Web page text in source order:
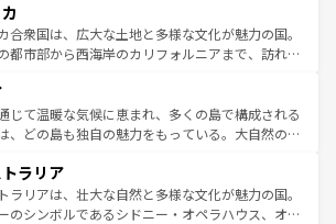
を参照してほしい。
そのまま残る町や、スイスならではのユニークな
あり、アルプス観光だけでなく町歩きも満喫する
きる。国民の所得が高いため物価も高いが、旅行
費無料で観光を楽しむこともできる。 なお、新
ス情報はコンテンツ一覧 を参照してほしい。
合衆国は、広大な土地と多様な文化が魅力の国。
都市部から西海岸のカリフォルニアまで、訪れる
巨大都市は、観光、ショッピング、エンターテイ
が詰まった刺激的なスポットだ。一方、アメリカ
大自然が広がり、グランドキャニオンやイエロー
ーオーリンズでは、音楽と美食が融合した独特の
力。旅行者はアメリカの各地域で異なる魅力を楽
ら、その多様性と豊かな歴史を感じることができ
じて温暖な気候に恵まれ、多くの島で構成される
、どの島も独自の魅力をもっている。大自然の神
見逃せない。また、定番の観光地といえばオアフ
静かな自然を求めるならマウイ島やカウアイ島が
。エメラルドグリーンに輝く海をはじめ、豊かな
ラリア
ラリアは、壮大な自然と多様な文化が魅力の国。
のシンボルであるシドニー・オペラハウス、オー